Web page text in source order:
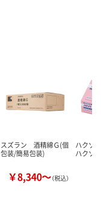
スズラン 酒精綿Ｇ(個
包装/簡易包装)
￥8,340～（税込）
ハクゾ
ハクゾ